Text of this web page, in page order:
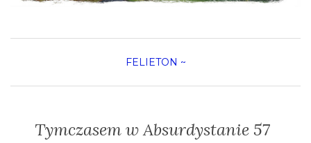
FELIETON ~
Tymczasem w Absurdystanie 57